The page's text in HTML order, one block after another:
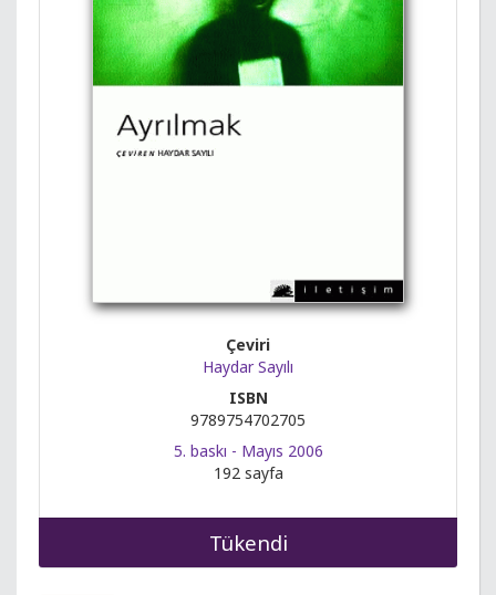
Çeviri
Haydar Sayılı
ISBN
9789754702705
5. baskı - Mayıs 2006
192 sayfa
Tükendi